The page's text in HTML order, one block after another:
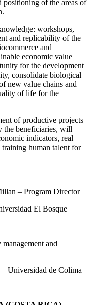
positioning of the areas of
workshops,
and replicability of the
and
economic value
for the development
consolidate biological
new value chains and
of life for the
of productive projects
the beneficiaries, will
indicators, real
human talent for
– Program Director
El Bosque
and
Universidad de Colima